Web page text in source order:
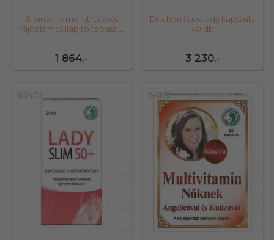
1 864,-
Biointimo menstruációs
fájdalomcsillapitó tapasz 3
3 230,-
Dr.chen flavolady kapszula
40 db
83436 54372